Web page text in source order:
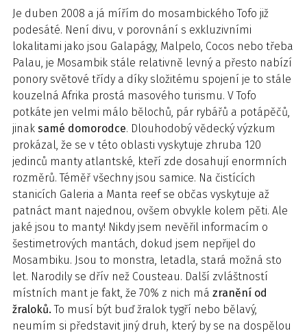
Je duben 2008 a já mířím do mosambického Tofo již
podesáté. Není divu, v porovnání s exkluzivními
lokalitami jako jsou Galapágy, Malpelo, Cocos nebo třeba
Palau, je Mosambik stále relativně levný a přesto nabízí
ponory světové třídy a díky složitému spojení je to stále
kouzelná Afrika prostá masového turismu. V Tofo
potkáte jen velmi málo bělochů, pár rybářů a potápěčů,
jinak samé domorodce. Dlouhodobý vědecký výzkum
prokázal, že se v této oblasti vyskytuje zhruba 120
jedinců manty atlantské, kteří zde dosahují enormních
rozměrů. Téměř všechny jsou samice. Na čistících
stanicích Galeria a Manta reef se občas vyskytuje až
patnáct mant najednou, ovšem obvykle kolem pěti. Ale
jaké jsou to manty! Nikdy jsem nevěřil informacím o
šestimetrových mantách, dokud jsem nepřijel do
Mosambiku. Jsou to monstra, letadla, stará možná sto
let. Narodily se dřív než Cousteau. Další zvláštností
místních mant je fakt, že 70% z nich má zranění od
žraloků. To musí být buď žralok tygří nebo bělavý,
neumím si představit jiný druh, který by se na dospělou